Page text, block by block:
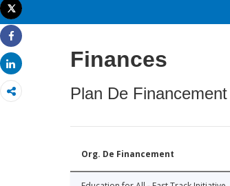
Imprimer
Tweet
Share
Share
Finances
Plan De
Org. De Financement